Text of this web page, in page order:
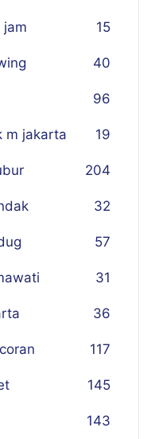
15
40
96
m jakarta 19
204
32
57
31
36
117
145
143